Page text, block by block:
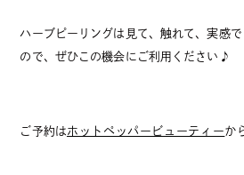
ハーブピーリングは見て、触れて、実感
ので、ぜひこの機会にご利用ください♪
ご予約はホットペッパービューティーか